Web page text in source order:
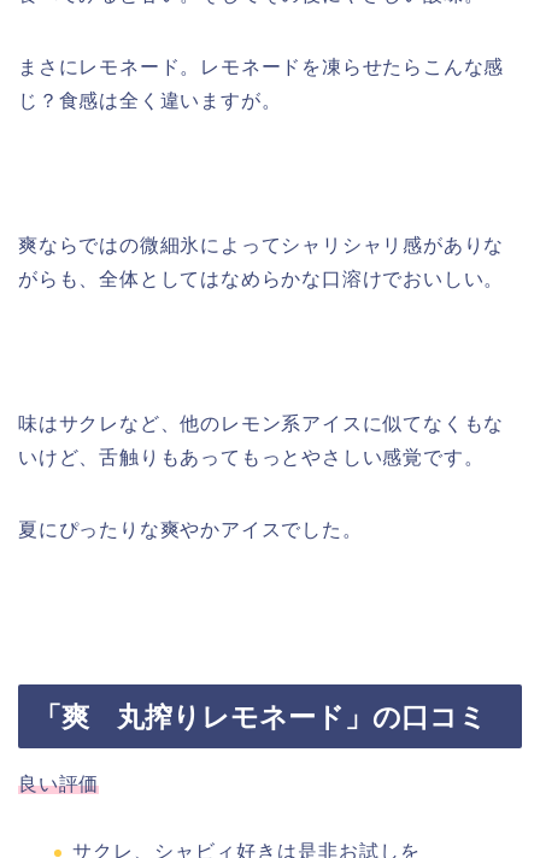
まさにレモネード。レモネードを凍らせたらこんな感
じ？食感は全く違いますが。
爽ならではの微細氷によってシャリシャリ感がありな
がらも、全体としてはなめらかな口溶けでおいしい。
味はサクレなど、他のレモン系アイスに似てなくもな
いけど、舌触りもあってもっとやさしい感覚です。
夏にぴったりな爽やかアイスでした。
「爽 丸搾りレモネード」の口コミ
良い評価
サクレ、シャビィ好きは是非お試しを